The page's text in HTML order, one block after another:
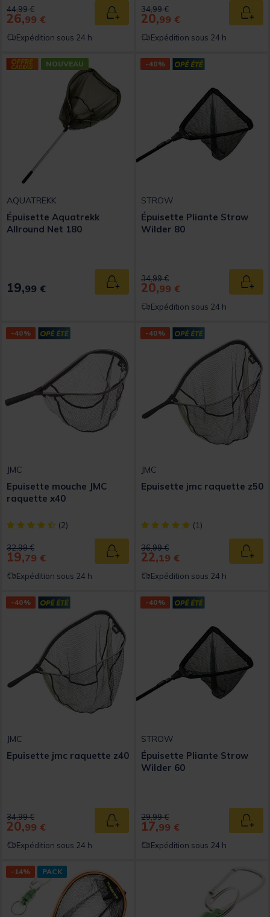
Price reduced from
44,99 €to
26,99 € Ajouter au panier
Expédition sous 24 h
Price reduced from
34,99 €to
20,99 €
Expédition sous 24 h
NOUVEAU
AQUATREKK
Épuisette Aquatrekk
Allround Net 180
19,99 € Ajouter au panier
-40%
STROW
Épuisette Pliante Strow
Wilder 80
Price reduced from
34,99 €to
20,99 €
Expédition sous 24 h
-40%
JMC
Epuisette mouche JMC
raquette x40
[object Object] out of 5 Customer Rating
(2)
Price reduced from
32,99 €to
19,79 € Ajouter au panier
Expédition sous 24 h
-40%
JMC
Epuisette jmc raquette z50
[object Object] out of 5
(1)
Price reduced from
36,99 €to
22,19 €
Expédition sous 24 h
-40%
JMC
Epuisette jmc raquette z40
Price reduced from
34,99 €to
20,99 € Ajouter au panier
Expédition sous 24 h
-40%
STROW
Épuisette Pliante Strow
Wilder 60
Price reduced from
29,99 €to
17,99 €
Expédition sous 24 h
-14% PACK